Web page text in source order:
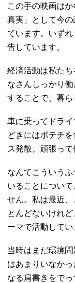
この手の映画は
真実」として今
ています。いず
告しています。
経済活動は私た
なさんしっかり
することで、暮ら
車に乗ってドラ
どきにはポテチ
ス発散。頑張っ
なんてこういう
いることについ
せん。私は最近
とんどないけれ
ーマで活動してい
当時はまだ環境
はあまりいなか
なる肩書きをで